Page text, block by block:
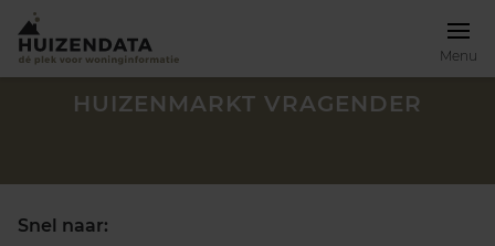
Menu
HUIZENMARKT VRAGENDER
Snel naar: